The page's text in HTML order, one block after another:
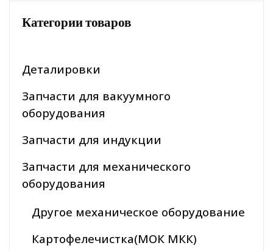
Категории товаров
Деталировки
Запчасти для вакуумного
оборудования
Запчасти для индукции
Запчасти для механического
оборудования
Другое механическое оборудование
Картофелечистка(МОК МКК)